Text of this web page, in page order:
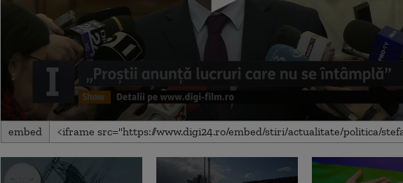
0
seconds
1
minute,
embed